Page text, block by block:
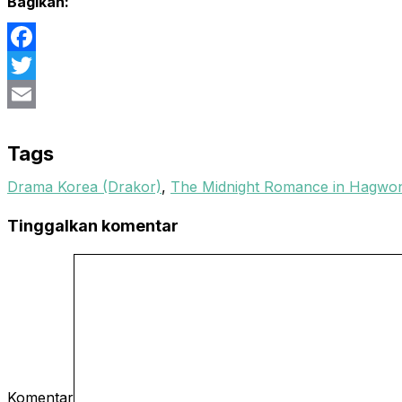
Facebook
Twitter
Tags
Drama Korea (Drakor), The Midnight Romance in
Tinggalkan komentar
Komentar